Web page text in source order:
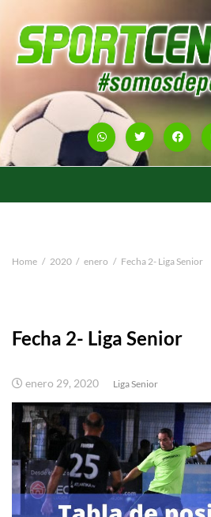
Home 2020 enero Fecha 2- Liga Senior
Fecha 2- Liga Senior
enero 29, 2020 Liga Senior